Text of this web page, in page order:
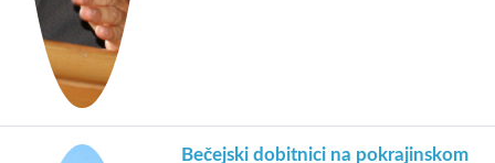
Bečejski dobitnici na pokrajinskom